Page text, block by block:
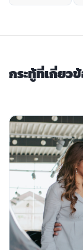
กระทู้ที่เกี่ยว